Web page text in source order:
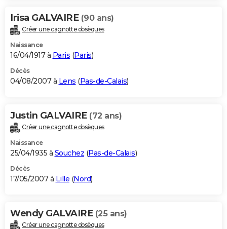
Irisa GALVAIRE (90 ans)
Créer une cagnotte obsèques
Naissance
16/04/1917 à Paris (Paris)
Décès
04/08/2007 à Lens (Pas-de-Calais)
Justin GALVAIRE (72 ans)
Créer une cagnotte obsèques
Naissance
25/04/1935 à Souchez (Pas-de-Calais)
Décès
17/05/2007 à Lille (Nord)
Wendy GALVAIRE (25 ans)
Créer une cagnotte obsèques